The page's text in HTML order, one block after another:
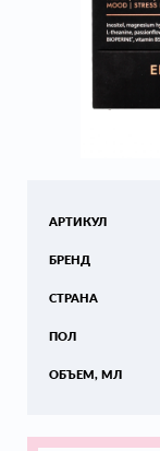
АРТИКУЛ
БРЕНД
СТРАНА
ПОЛ
ОБЪЕМ, МЛ